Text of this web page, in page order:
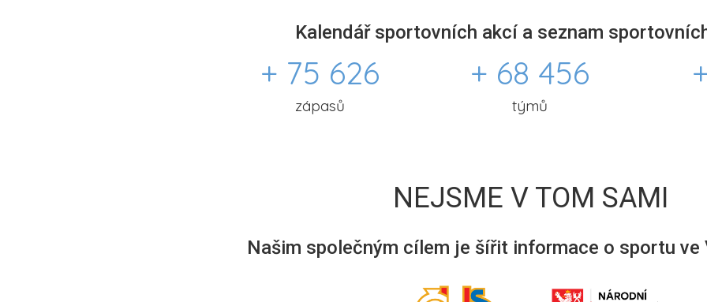
Kalendář sportovních akcí a seznam
+ 75 626
zápasů
+ 68 456
týmů
NEJSME V TOM SAMI
Našim společným cílem je šířit informace o sportu ve